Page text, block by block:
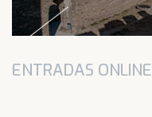
ENTRADAS ONLINE